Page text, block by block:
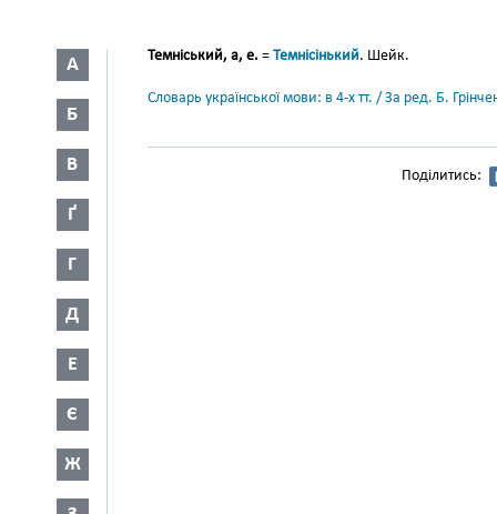
А
Б
В
Ґ
Г
Д
Е
Є
Ж
Темніський, а, е. = Темнісінький. Шейк.
Словарь української мови: в 4-х тт. / За ред. Б.
Поділитись: